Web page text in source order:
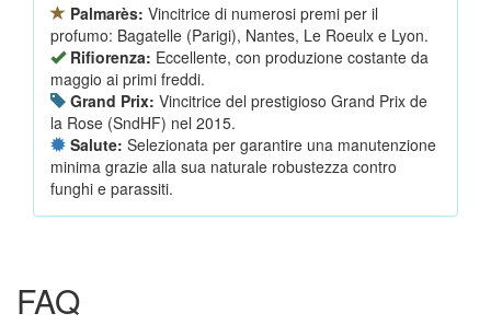
Palmarès: Vincitrice di numerosi premi per il
profumo: Bagatelle (Parigi), Nantes, Le Roeulx e Lyon.
Rifiorenza: Eccellente, con produzione costante da
maggio ai primi freddi.
Grand Prix: Vincitrice del prestigioso Grand Prix de
la Rose (SndHF) nel 2015.
Salute: Selezionata per garantire una manutenzione
minima grazie alla sua naturale robustezza contro
funghi e parassiti.
FAQ